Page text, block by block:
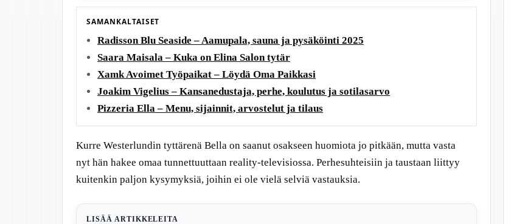
SAMANKALTAISET
Radisson Blu Seaside – Aamupala, sauna ja pysäköinti 2025
Saara Maisala – Kuka on Elina Salon tytär
Xamk Avoimet Työpaikat – Löydä Oma Paikkasi
Joakim Vigelius – Kansanedustaja, perhe, koulutus ja sotilasarvo
Pizzeria Ella – Menu, sijainnit, arvostelut ja tilaus
Kurre Westerlundin tyttärenä Bella on saanut osakseen huomiota jo pitkään, mutta vasta
nyt hän hakee omaa tunnettuuttaan reality-televisiossa. Perhesuhteisiin ja taustaan liittyy
kuitenkin paljon kysymyksiä, joihin ei ole vielä selviä vastauksia.
LISÄÄ ARTIKKELEITA